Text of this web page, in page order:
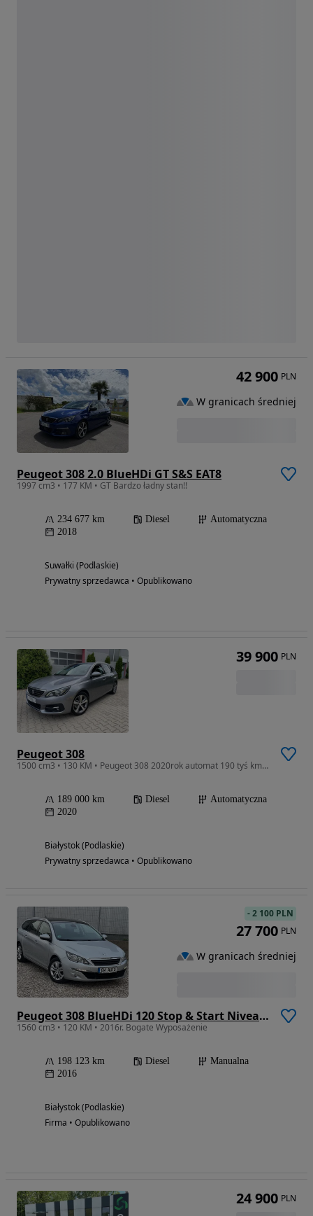
Peugeot 308 2.0 BlueHDi GT S&S EAT8
1997 cm3 • 177 KM • GT Bardzo ładny stan!!
234 677 km Diesel
Automatyczna
2018
Suwałki (Podlaskie)
Prywatny sprzedawca • Opublikowano
42 900 PLN
W granicach średniej
Peugeot 308
1500 cm3 • 130 KM • Peugeot 308 2020rok automat 190 tyś km kombi
189 000 km Diesel
Automatyczna
2020
Białystok (Podlaskie)
Prywatny sprzedawca • Opublikowano
39 900 PLN
Peugeot 308 BlueHDi 120 Stop & Start Niveau 2 Business-Line
1560 cm3 • 120 KM • 2016r. Bogate Wyposażenie
198 123 km Diesel
Manualna
2016
Białystok (Podlaskie)
Firma • Opublikowano
-2 100 PLN
27 700 PLN
W granicach średniej
24 900 PLN